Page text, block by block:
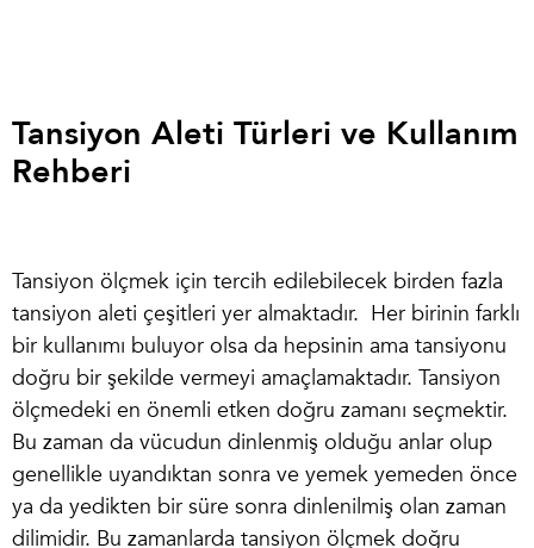
Tansiyon Aleti Türleri ve Kullanım
Rehberi
Tansiyon ölçmek için tercih edilebilecek birden fazla
tansiyon aleti çeşitleri yer almaktadır. Her birinin farklı
bir kullanımı buluyor olsa da hepsinin ama tansiyonu
doğru bir şekilde vermeyi amaçlamaktadır. Tansiyon
ölçmedeki en önemli etken doğru zamanı seçmektir.
Bu zaman da vücudun dinlenmiş olduğu anlar olup
genellikle uyandıktan sonra ve yemek yemeden önce
ya da yedikten bir süre sonra dinlenilmiş olan zaman
dilimidir. Bu zamanlarda tansiyon ölçmek doğru